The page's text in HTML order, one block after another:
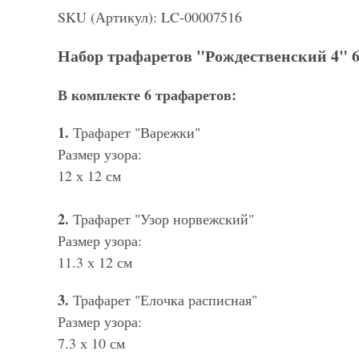
SKU (Артикул): LC-00007516
Набор трафаретов "Рождественский 4"
В комплекте 6 трафаретов:
1. Трафарет "Варежки"
Размер узора:
12 х 12 см
2. Трафарет "Узор норвежский"
Размер узора:
11.3 х 12 см
3. Трафарет "Елочка расписная"
Размер узора:
7.3 х 10 см